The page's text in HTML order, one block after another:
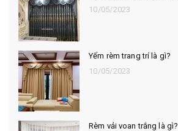
10/05/2023
Yếm rèm trang trí là gì?
10/05/2023
Rèm vải voan trắng là gì?